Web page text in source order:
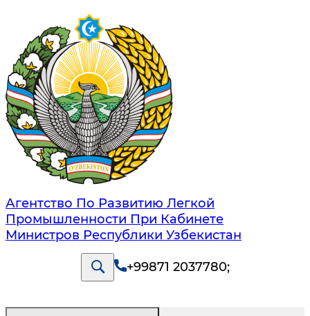
Агентство По Развитию Легкой
Промышленности При Кабинете
Министров Республики Узбекистан
+99871 2037780;